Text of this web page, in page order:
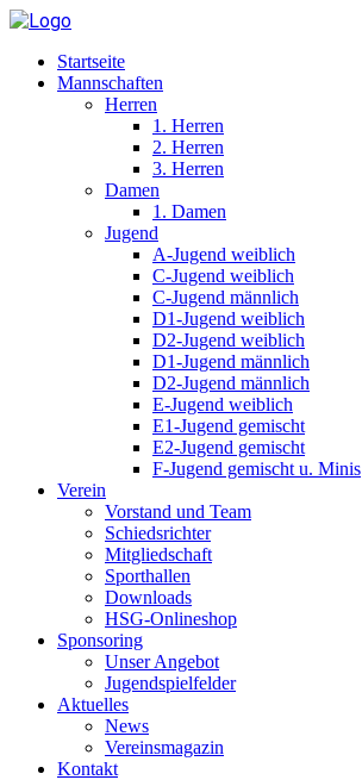
Startseite
Mannschaften
Herren
1. Herren
2. Herren
3. Herren
Damen
1. Damen
Jugend
A-Jugend weiblich
C-Jugend weiblich
C-Jugend männlich
D1-Jugend weiblich
D2-Jugend weiblich
D1-Jugend männlich
D2-Jugend männlich
E-Jugend weiblich
E1-Jugend gemischt
E2-Jugend gemischt
F-Jugend gemischt u. Minis
Verein
Vorstand und Team
Schiedsrichter
Mitgliedschaft
Sporthallen
Downloads
HSG-Onlineshop
Sponsoring
Unser Angebot
Jugendspielfelder
Aktuelles
News
Vereinsmagazin
Kontakt